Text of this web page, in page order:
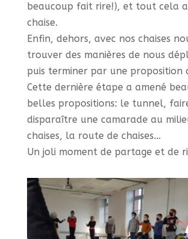
beaucoup fait rire!), et tout cela
chaise.
Enfin, dehors, avec nos chaises
trouver des manières de nous
puis terminer par une proposition
Cette dernière étape a amené
belles propositions: le tunnel,
disparaître une camarade au
chaises, la route de chaises…
Un joli moment de partage et de